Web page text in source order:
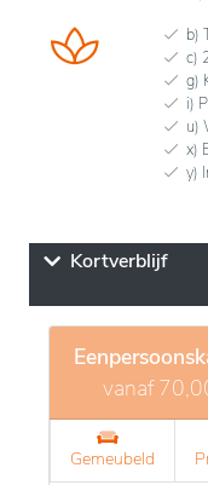
b)
c)
g)
i)
u)
x)
y)
Kortverblijf
vanaf
Gemeubeld